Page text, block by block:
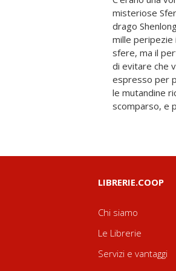
misteriose
drago
mille
sfere, ma il
di evitare che
espresso per
le mutandine
scomparso, e
all'avventura,
riportato in
nostro
dopo, si
dura poco,
spietato Gran
LIBRERIE.COOP
Chi siamo
Le Librerie
Servizi e vantaggi